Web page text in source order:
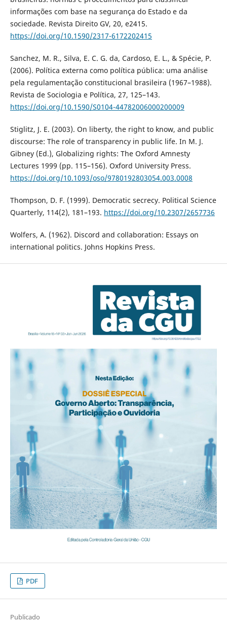
informações com base na segurança do Estado e da
sociedade. Revista Direito GV, 20, e2415.
https://doi.org/10.1590/2317-6172202415
Sanchez, M. R., Silva, E. C. G. da, Cardoso, E. L., & Spécie, P.
(2006). Política externa como política pública: uma análise
pela regulamentação constitucional brasileira (1967–1988).
Revista de Sociologia e Política, 27, 125–143.
https://doi.org/10.1590/S0104-44782006000200009
Stiglitz, J. E. (2003). On liberty, the right to know, and public
discourse: The role of transparency in public life. In M. J.
Gibney (Ed.), Globalizing rights: The Oxford Amnesty
Lectures 1999 (pp. 115–156). Oxford University Press.
https://doi.org/10.1093/oso/9780192803054.003.0008
Thompson, D. F. (1999). Democratic secrecy. Political Science
Quarterly, 114(2), 181–193. https://doi.org/10.2307/2657736
Wolfers, A. (1962). Discord and collaboration: Essays on
international politics. Johns Hopkins Press.
PDF
Publicado